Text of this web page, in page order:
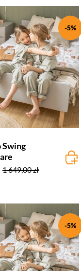
Swing
1 649,00 zł
-5%
-5%